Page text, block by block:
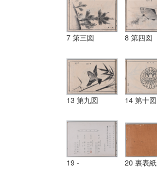
7 第三図 8 第四図
13 第九図 14 第十図
19 - 20 裏表紙